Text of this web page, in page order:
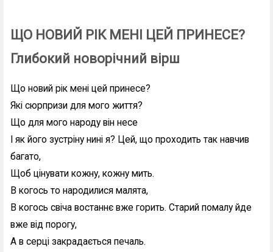
ЩО НОВИЙ РІК МЕНІ ЦЕЙ ПРИНЕСЕ?
Глибокий новорічний вірш
Що новий рік мені цей принесе?
Які сюрпризи для мого життя?
Що для мого народу він несе
І як його зустріну нині я? Цей, що проходить так навчив
багато,
Щоб цінувати кожну, кожну мить.
В когось то народилися малята,
В когось свіча востаннє вже горить. Старий помалу йде
вже від порогу,
А в серці закрадається печаль.